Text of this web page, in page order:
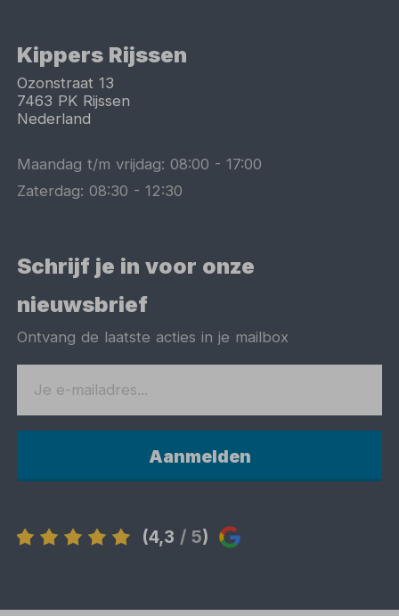
Kippers Rijssen
Ozonstraat 13
7463 PK Rijssen
Nederland
Maandag t/m vrijdag:08:00 -17:00
Zaterdag:08:30 -12:30
Schrijf je in voor onze
nieuwsbrief
Ontvang de laatste acties in je mailbox
Aanmelden
(4,3 / 5)